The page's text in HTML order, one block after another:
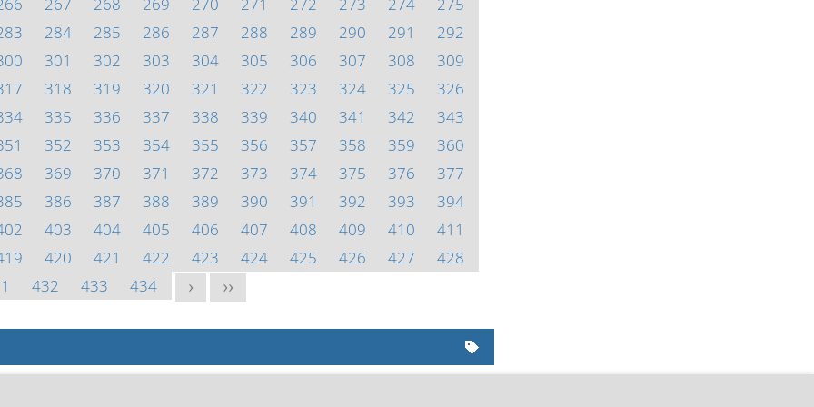
284 285 286 287 288 289 290 291
292
301 302 303 304 305 306 307 308
309
318 319 320 321 322 323 324 325
326
335 336 337 338 339 340 341 342
343
352 353 354 355 356 357 358 359
360
369 370 371 372 373 374 375 376
377
386 387 388 389 390 391 392 393
394
403 404 405 406 407 408 409 410
411
420 421 422 423 424 425 426 427
428
432 433 434 > >>